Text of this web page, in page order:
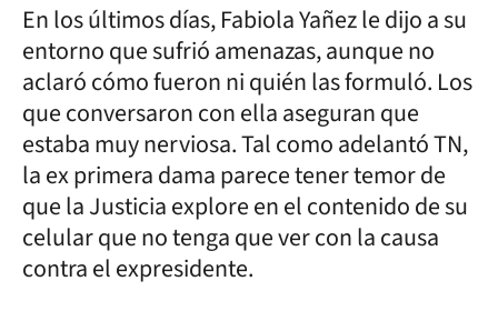
En los últimos días, Fabiola Yañez le dijo a su
entorno que sufrió amenazas, aunque no
aclaró cómo fueron ni quién las formuló. Los
que conversaron con ella aseguran que
estaba muy nerviosa. Tal como adelantó TN,
la ex primera dama parece tener temor de
que la Justicia explore en el contenido de su
celular que no tenga que ver con la causa
contra el expresidente.